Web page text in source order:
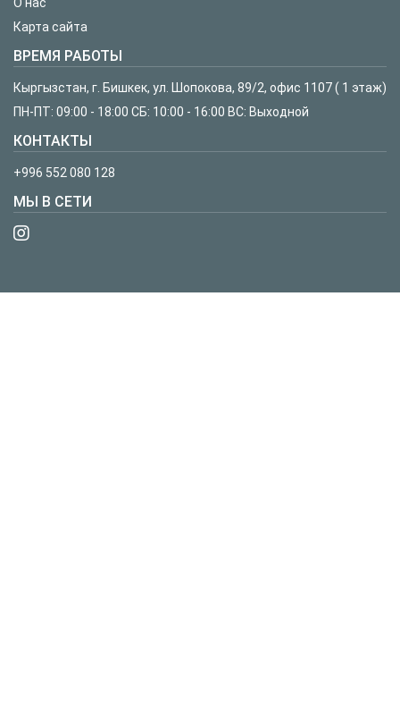
Карта сайта
ВРЕМЯ РАБОТЫ
Кыргызстан, г. Бишкек, ул. Шопокова, 89/2, офис 1107 ( 1 этаж)
ПН-ПТ: 09:00 - 18:00 СБ: 10:00 - 16:00 ВС: Выходной
КОНТАКТЫ
+996 552 080 128
МЫ В СЕТИ